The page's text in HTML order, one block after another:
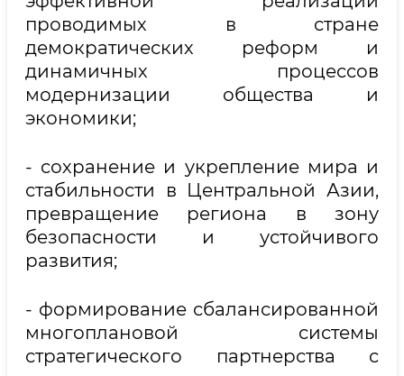
проводимых в стране
демократических реформ и
динамичных процессов
модернизации общества и
экономики;
- сохранение и укрепление мира и
стабильности в Центральной Азии,
превращение региона в зону
безопасности и устойчивого
развития;
- формирование сбалансированной
многоплановой системы
стратегического партнерства с